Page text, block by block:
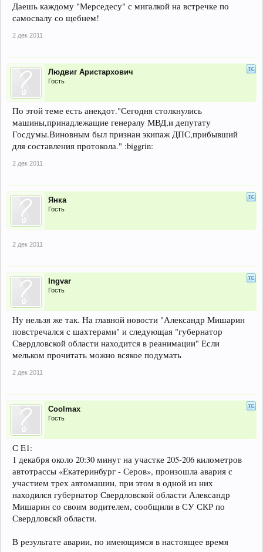
Даешь каждому "Мерседесу" с мигалкой на встречке по
самосвалу со щебнем!
2 дек 2011
Людвиг Аристархович
Гость
По этой теме есть анекдот."Сегодня столкнулись
машины,принадлежащие генералу МВД,и депутату
Госдумы.Виновным был признан экипаж ДПС,прибывший
для составления протокола." :biggrin:
2 дек 2011
Янка
Гость
2 дек 2011
Ingvar
Гость
Ну нельзя же так. На главной новости "Александр Мишарин
повстречался с шахтерами" и следующая "губернатор
Свердловской области находится в реанимации" Если
мельком прочитать можно всякое подумать
2 дек 2011
Coolmax
Гость
С E1:
1 декабря около 20:30 минут на участке 205-206 километров
автотрассы «Екатеринбург - Серов», произошла авария с
участием трех автомашин, при этом в одной из них
находился губернатор Свердловской области Александр
Мишарин со своим водителем, сообщили в СУ СКР по
Свердловскй области.
В результате аварии, по имеющимся в настоящее время